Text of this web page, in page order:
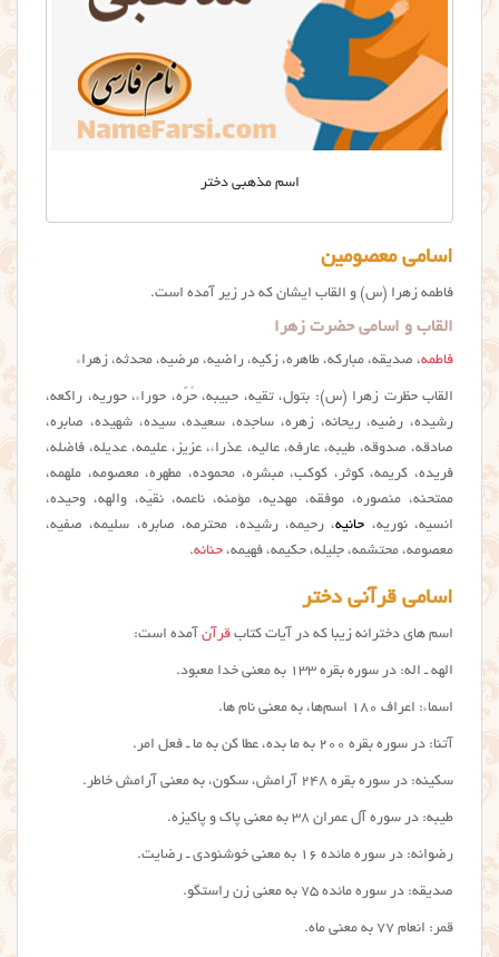
اسم مذهبی دختر
اسامی معصومین
فاطمه زهرا (س) و القاب ایشان که در زیر آمده است.
القاب و اسامی حضرت زهرا
فاطمه، صدیقه، مبارکه، طاهره، زکیه، راضیه، مرضیه، محدثه، زهراء
القاب حظرت زهرا (س): بتول، تقیه، حبیبه، حُرَّه، حوراء، حوریه، راکعه،
رشیده، رضیه، ریحانه، زهره، ساجده، سعیده، سیده، شهیده، صابره،
صادقه، صدوقه، طیبه، عارفه، عالیه، عذراء، عزیز، علیمه، عدیله، فاضله،
فریده، کریمه، کوثر، کوکب، مبشره، محموده، مطهره، معصومه، ملهمه،
ممتحنه، منصوره، موفقه، مهدیه، مؤمنه، ناعمه، نقیّه، والهه، وحیده،
انسیه، نوریه، حانیه، رحیمه، رشیده، محترمه، صابره، سلیمه، صفیه،
معصومه، محتشمه، جلیله، حکیمه، فهیمه، حنانه.
اسامی قرآنی دختر
اسم های دخترانه زیبا که در آیات کتاب قرآن آمده است:
الهه ـ اله: در سوره بقره ۱۳۳ به معنی خدا معبود.
اسماء: اعراف ۱۸۰ اسم‌ها، به معنی نام ها.
آتنا: در سوره بقره ۲۰۰ به ما بده، عطا کن به ما ـ فعل امر.
سکینه: در سوره بقره ۲۴۸ آرامش، سکون، به معنی آرامش خاطر.
طیبه: در سوره آل عمران ۳۸ به معنی پاک و پاکیزه.
رضوانه: در سوره مائده ۱۶ به معنی خوشنودی ـ رضایت.
صدیقه: در سوره مائده ۷۵ به معنی زن راستگو.
قمر: انعام ۷۷ به معنی ماه.